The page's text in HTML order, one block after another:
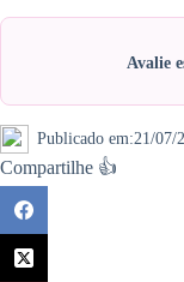
Avalie
Publicado em:21/07/
Compartilhe 👍